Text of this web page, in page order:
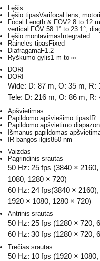
Lęšis
Lęšio tipasVarifocal lens,
Focal Length & FOV2.8 to 12
vertical FOV 58.1° to 23.1°,
Lęšio montavimasIntegrated
Rainelės tipasFixed
DiafragamaF1.2
Ryškumo gylis1 m to ∞
DORI
DORI
Wide: D: 87 m, O: 35 m, R:
Tele: D: 216 m, O: 86 m, R:
Apšvietimas
Papildomo apšviešimo tipasIR
Papildomo apšvietimo
Išmanus papildomas
IR bangos ilgis850 nm
Vaizdas
Pagrindinis srautas
50 Hz: 25 fps (3840 ×
1080, 1280 × 720)
60 Hz: 24 fps(3840 ×
1920 × 1080, 1280 × 720)
Antrinis srautas
50 Hz: 25 fps (1280 × 720,
60 Hz: 30 fps (1280 × 720,
Trečias srautas
50 Hz: 10 fps (1920 ×